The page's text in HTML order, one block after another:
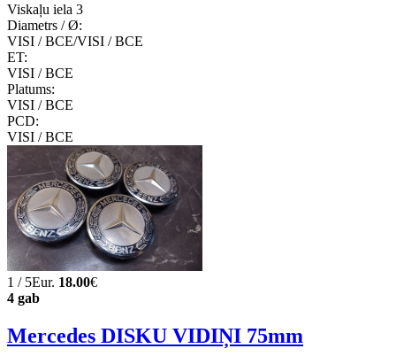
Viskaļu iela 3
Diametrs / Ø:
VISI / ВСЕ/VISI / ВСЕ
ET:
VISI / ВСЕ
Platums:
VISI / ВСЕ
PCD:
VISI / ВСЕ
1 / 5Eur. 18.00€
4 gab
Mercedes DISKU VIDIŅI 75mm